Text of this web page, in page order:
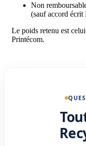
Non
(sauf accord écrit
Le poids retenu est
Printécom.